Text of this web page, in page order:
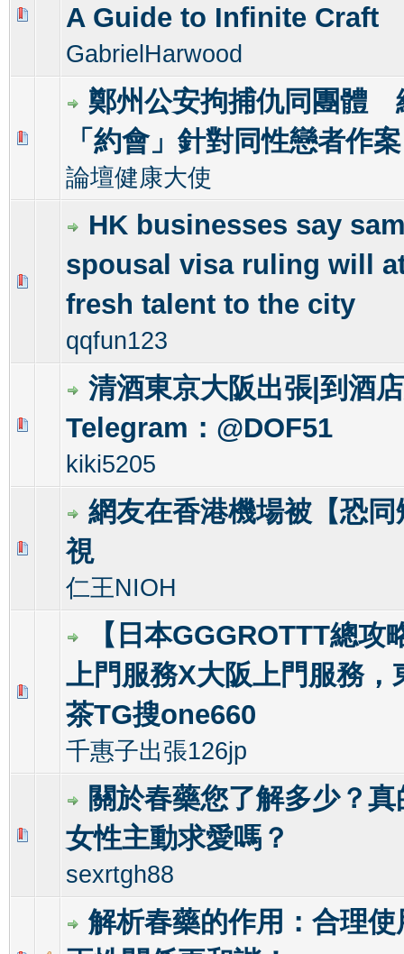
A Guide to Infinite Craft
GabrielHarwood
0 Vote(s) - 0 out of 5 in Average
123
鄭州公安拘捕仇同團體
「約會」針對同性戀者作案
論壇健康大使
0 Vote(s) - 0 out of 5 in Average
12345
HK businesses say
spousal visa ruling will
fresh talent to the city
qqfun123
清酒東京大阪出張|到酒
Telegram：@DOF51
kiki5205
0 Vote(s) - 0 out of 5 in Average
23 5
網友在香港機場被【恐
視
仁王NIOH
【日本GGGROTTT總攻
上門服務X大阪上門服務，
茶TG搜one660
千惠子出張126jp
0 Vote(s) - 0 out of 5 in Average
23 5
關於春藥您了解多少？
女性主動求愛嗎？
sexrtgh88
0 Vote(s) - 0 out of 5 in Average
12345
解析春藥的作用：合理